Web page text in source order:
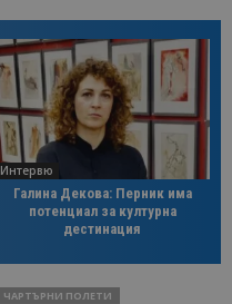
Интервю
Галина Декова: Перник има
потенциал за културна
дестинация
ЧАРТЪРНИ ПОЛЕТИ